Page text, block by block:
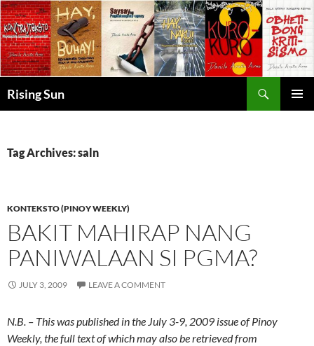
Skip
to
content
Rising Sun
Tag Archives: saln
KONTEKSTO (PINOY WEEKLY)
BAKIT MAHIRAP NANG
PANIWALAAN SI PGMA?
JULY 3, 2009 LEAVE A COMMENT
N.B. – This was published in the July 3-9, 2009 issue of Pinoy
Weekly, the full text of which may also be retrieved from